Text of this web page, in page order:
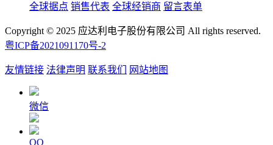
全球据点 销售代表 全球经销商 留言表单
Copyright © 2025 应达利电子股份有限公司 All rights reserved.
粤ICP备2021091170号-2
友情链接 法律声明 联系我们 网站地图
微信
QQ